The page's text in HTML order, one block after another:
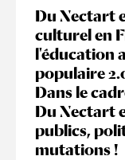
Du Nectart
culturel en
l'éducation
populaire
Dans le
Du Nectart
publics,
mutations !